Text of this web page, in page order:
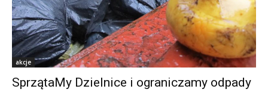
akcje
SprzątaMy Dzielnice i ograniczamy odpady